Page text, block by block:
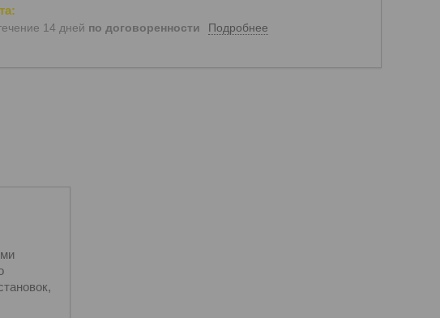
14 дней по договоренности Подробнее